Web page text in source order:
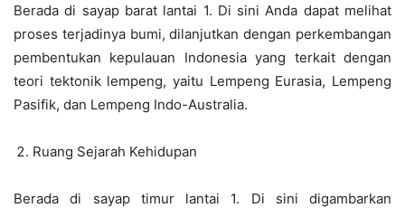
Berada di sayap barat lantai 1. Di sini Anda dapat melihat
proses terjadinya bumi, dilanjutkan dengan perkembangan
pembentukan kepulauan Indonesia yang terkait dengan
teori tektonik lempeng, yaitu Lempeng Eurasia, Lempeng
Pasifik, dan Lempeng Indo-Australia.
Ruang Sejarah Kehidupan
Berada di sayap timur lantai 1. Di sini digambarkan